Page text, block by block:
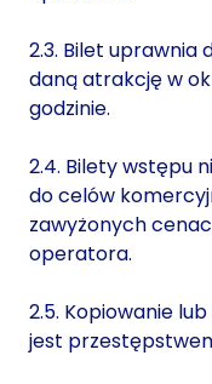
2.3. Bilet uprawnia
daną atrakcję w
godzinie.
2.4. Bilety wstępu
do celów
zawyżonych
operatora.
2.5. Kopiowanie
jest